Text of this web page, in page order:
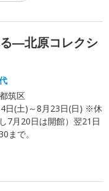
―北原コレクシ
筑区
日(土)～8月23日(日) ※休
7月20日は開館）翌21日
まで。